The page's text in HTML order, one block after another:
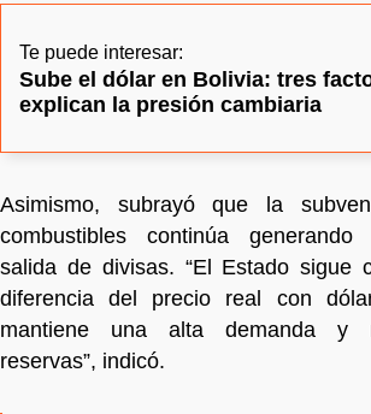
Te puede interesar:
Sube el dólar en Bolivia: tres
explican la presión cambiaria
Asimismo, subrayó que la
combustibles continúa
salida de divisas. “El Estado sigue
diferencia del precio real con
mantiene una alta demanda y
reservas”, indicó.